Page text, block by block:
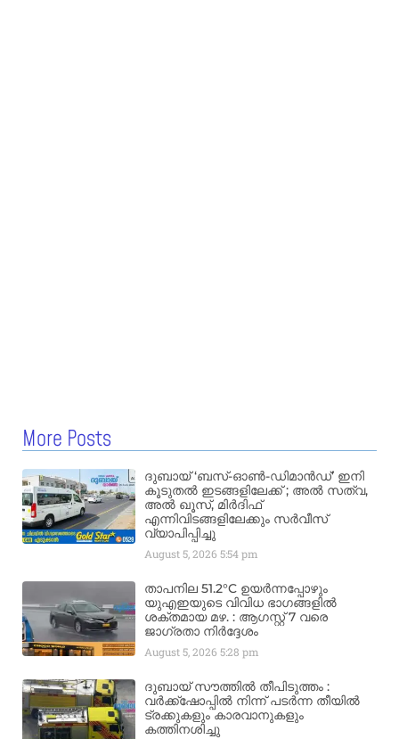
More Posts
ദുബായ് ‘ബസ്-ഓൺ-ഡിമാൻഡ്’ ഇനി
കൂടുതൽ ഇടങ്ങളിലേക്ക് ; അൽ സത്വ,
അൽ ഖൂസ്, മിർദിഫ്
എന്നിവിടങ്ങളിലേക്കും സർവീസ്
വ്യാപിപ്പിച്ചു
August 5, 20265:54 pm
താപനില 51.2°C ഉയർന്നപ്പോഴും
യുഎഇയുടെ വിവിധ ഭാഗങ്ങളിൽ
ശക്തമായ മഴ. : ആഗസ്റ്റ് 7 വരെ
ജാഗ്രതാ നിർദ്ദേശം
August 5, 20265:28 pm
ദുബായ് സൗത്തിൽ തീപിടുത്തം :
വർക്ക്‌ഷോപ്പിൽ നിന്ന് പടർന്ന തീയിൽ
ട്രക്കുകളും കാരവാനുകളും
കത്തിനശിച്ചു